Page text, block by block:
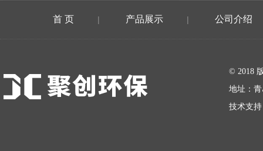
首 页 | 产品展示 | 公司介绍
© 2018
地址：
技术支